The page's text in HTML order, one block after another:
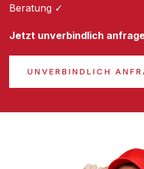
Beratung ✓
Jetzt unverbindlich
UNVERBINDLICH